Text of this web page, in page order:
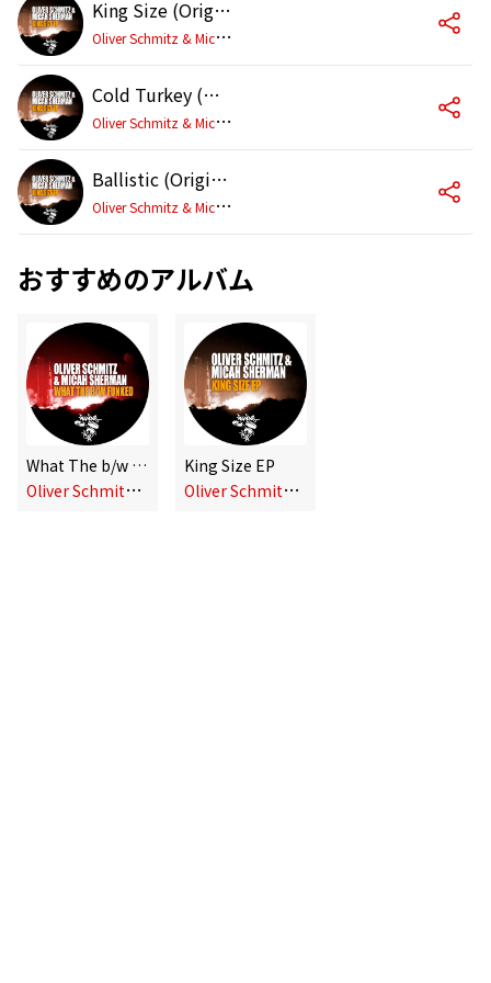
King Size (Original Mix)
O
liver Schmitz & Micah Sherman
Cold Turkey (Original Mix)
O
liver Schmitz & Micah Sherman
Ballistic (Original Mix)
O
liver Schmitz & Micah Sherman
おすすめのアルバム
What The b/w Funked
O
liver Schmitz & Micah Sherman
King Size EP
O
liver Schmitz & Micah Sherman